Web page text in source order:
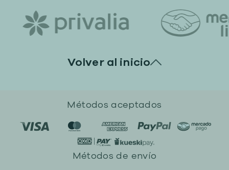
Volver al inicio
Métodos aceptados
Métodos de envío